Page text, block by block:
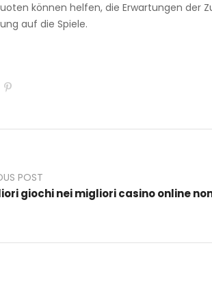
können helfen, die Erwartungen der
auf die Spiele.
POST